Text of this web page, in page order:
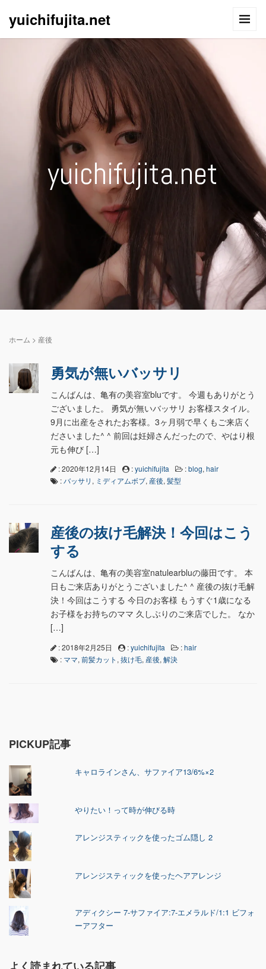
yuichifujita.net
yuichifujita.net
ホーム > 産後
勇気が無いバッサリ
こんばんは、亀有の美容室bluです。 今週もありがとう
ございました。 勇気が無いバッサリ お客様スタイル。
9月に出産をされたお客様。3ヶ月弱で早くもご来店く
ださいました^ ^ 前回は妊婦さんだったので、やはり根
元も伸び […]
: 2020年12月14日 :yuichifujita :blog, hair
:バッサリ , ミディアムボブ, 産後, 髪型
産後の抜け毛解決！今回はこう
する
こんばんは、亀有の美容室natulearbluの藤田です。 本
日もご来店ありがとうございました^ ^ 産後の抜け毛解
決！今回はこうする 今日のお客様 もうすぐ1歳になる
お子様をお持ちのママ 久しぶりのご来店でした。 なか
[…]
: 2018年2月25日 :yuichifujita :hair
: ママ, 前髪カット , 抜け毛, 産後, 解決
PICKUP記事
キャロラインさん、サファイア13/6%×2
やりたい！って時が伸びる時
アレンジスティックを使ったゴム隠し 2
アレンジスティックを使ったヘアアレンジ
アディクシー 7-サファイア:7-エメラルド/1:1 ビフォ
ーアフター
よく読まれている記事